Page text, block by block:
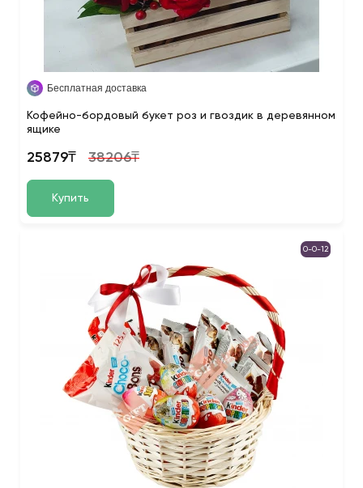
Бесплатная доставка
Кофейно-бордовый букет роз и гвоздик в деревянном
ящике
25879₸ 38206₸
Купить
0-0-12